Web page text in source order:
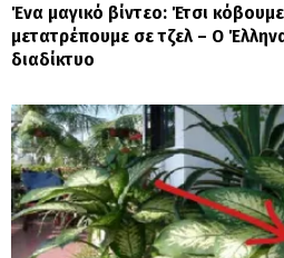
Ένα μαγικό βίντεο: Έτσι
μετατρέπουμε σε τζελ – O
διαδίκτυο